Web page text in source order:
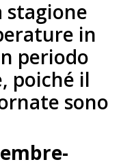
stagione
in
periodo
poiché il
sono